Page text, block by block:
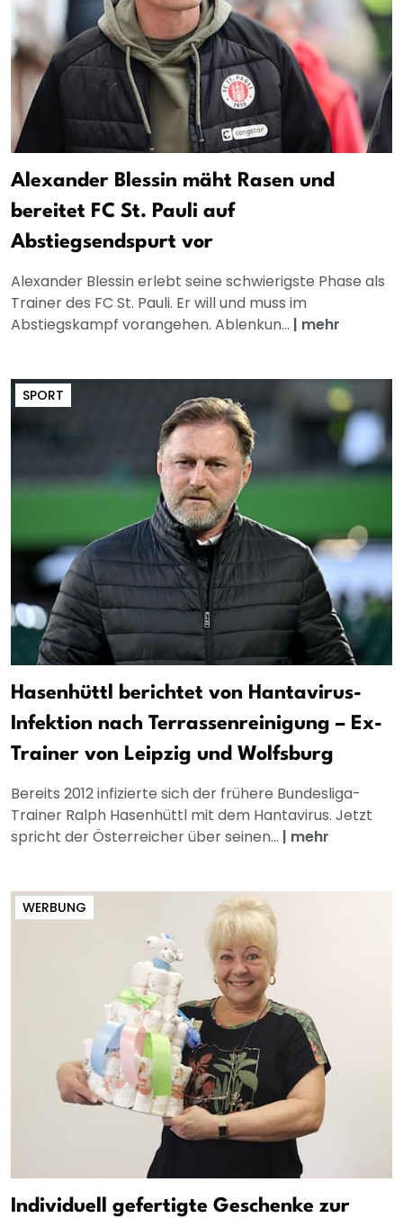
Alexander Blessin mäht Rasen und
bereitet FC St. Pauli auf
Abstiegsendspurt vor
Alexander Blessin erlebt seine schwierigste Phase als
Trainer des FC St. Pauli. Er will und muss im
Abstiegskampf vorangehen. Ablenkun... | mehr
SPORT
Hasenhüttl berichtet von Hantavirus-
Infektion nach Terrassenreinigung – Ex-
Trainer von Leipzig und Wolfsburg
Bereits 2012 infizierte sich der frühere Bundesliga-
Trainer Ralph Hasenhüttl mit dem Hantavirus. Jetzt
spricht der Österreicher über seinen... | mehr
WERBUNG
Individuell gefertigte Geschenke zur